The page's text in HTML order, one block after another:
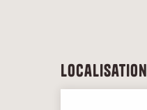
Localisation